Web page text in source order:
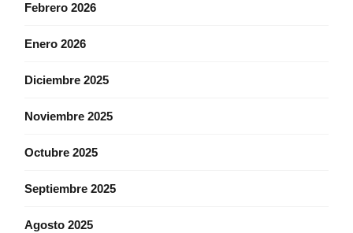
Febrero 2026
Enero 2026
Diciembre 2025
Noviembre 2025
Octubre 2025
Septiembre 2025
Agosto 2025